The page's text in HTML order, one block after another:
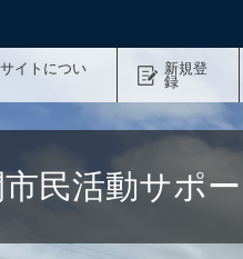
イトについ
新規登
録
市民活動サポ